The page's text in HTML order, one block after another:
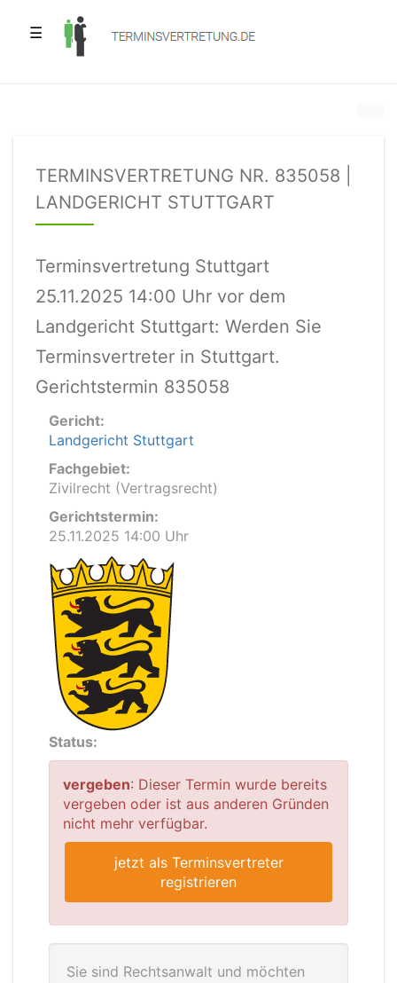
☰
TERMINSVERTRETUNG NR. 835058 |
LANDGERICHT STUTTGART
Terminsvertretung Stuttgart
25.11.2025 14:00 Uhr vor dem
Landgericht Stuttgart: Werden Sie
Terminsvertreter in Stuttgart.
Gerichtstermin 835058
Gericht:
Landgericht Stuttgart
Fachgebiet:
Zivilrecht (Vertragsrecht)
Gerichtstermin:
25.11.2025 14:00 Uhr
Status:
vergeben: Dieser Termin wurde bereits
vergeben oder ist aus anderen Gründen
nicht mehr verfügbar.
jetzt als Terminsvertreter
registrieren
Sie sind Rechtsanwalt und möchten